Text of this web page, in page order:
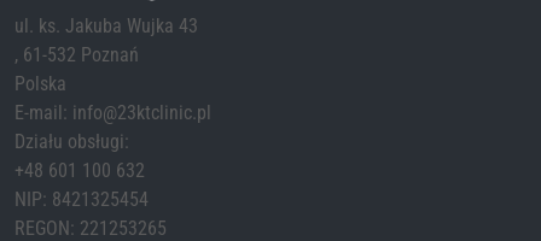
ul. ks. Jakuba Wujka 43
, 61-532 Poznań
Polska
E-mail: info@23ktclinic.pl
Działu obsługi:
+48 601 100 632
NIP: 8421325454
REGON: 221253265